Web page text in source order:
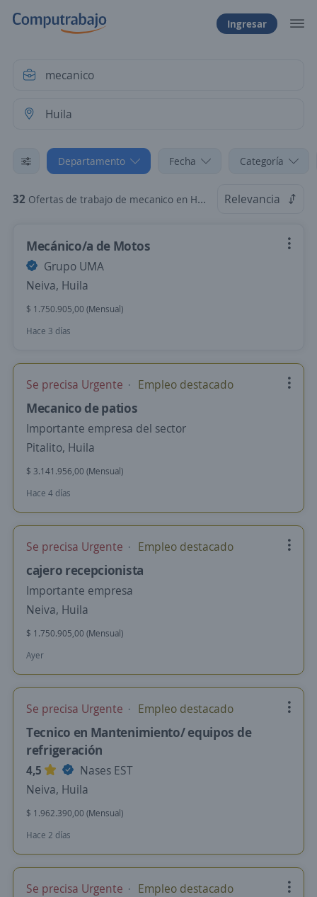
Ingresar
Departamento Fecha Categoría
32 Ofertas de trabajo de mecanico en Huila Relevancia
Mecánico/a de Motos
Grupo UMA
Neiva, Huila
$ 1.750.905,00 (Mensual)
Hace 3 días
Se precisa Urgente Empleo destacado
Mecanico de patios
Importante empresa del sector
Pitalito, Huila
$ 3.141.956,00 (Mensual)
Hace 4 días
Se precisa Urgente Empleo destacado
cajero recepcionista
Importante empresa
Neiva, Huila
$ 1.750.905,00 (Mensual)
Ayer
Se precisa Urgente Empleo destacado
Tecnico en Mantenimiento/ equipos de
refrigeración
4,5
Nases EST
Neiva, Huila
$ 1.962.390,00 (Mensual)
Hace 2 días
Se precisa Urgente Empleo destacado